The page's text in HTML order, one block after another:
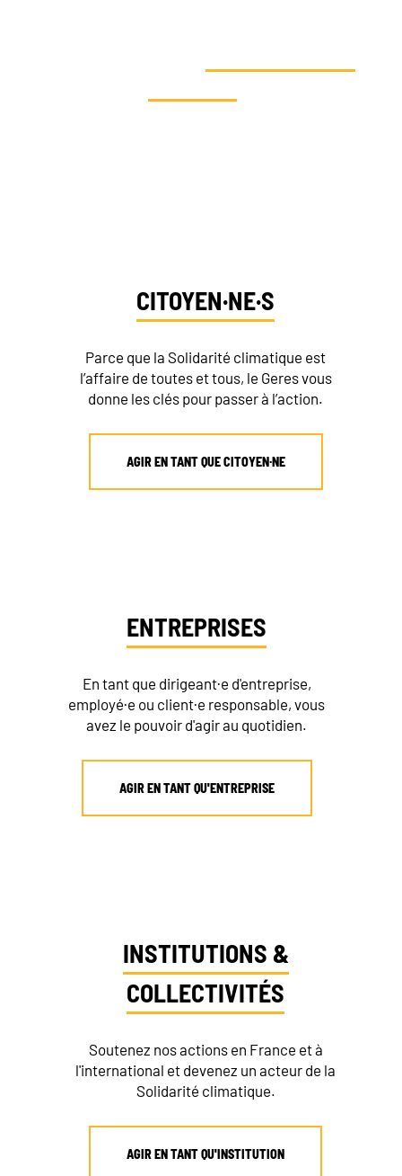
CITOYEN·NE·S
Parce que la Solidarité climatique est
l’affaire de toutes et tous, le Geres vous
donne les clés pour passer à l’action.
AGIR EN TANT QUE CITOYEN·NE
ENTREPRISES
En tant que dirigeant·e d'entreprise,
employé·e ou client·e responsable, vous
avez le pouvoir d'agir au quotidien.
AGIR EN TANT QU'ENTREPRISE
INSTITUTIONS &
COLLECTIVITÉS
Soutenez nos actions en France et à
l'international et devenez un acteur de la
Solidarité climatique.
AGIR EN TANT QU'INSTITUTION